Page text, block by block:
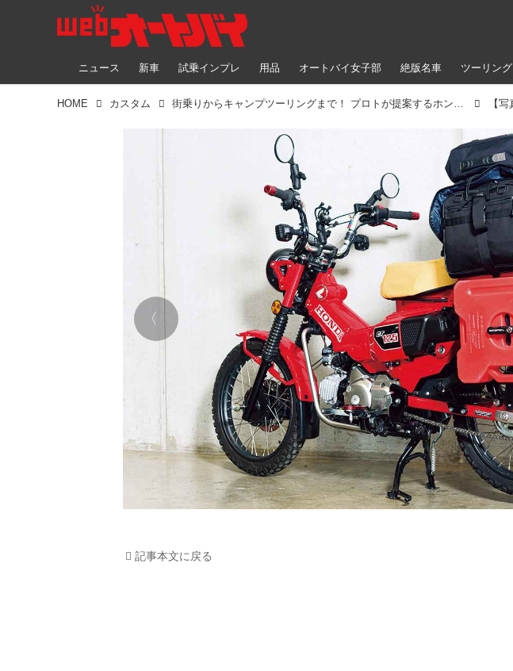
ニュース 新車 試乗インプレ 用品 オートバイ女子部 絶版名車 ツーリング
HOME カスタム 街乗りからキャンプツーリングまで！ プロトが提案するホンダ「CT125・ハンターカブ」をより楽しむカスタム方法
記事本文に戻る